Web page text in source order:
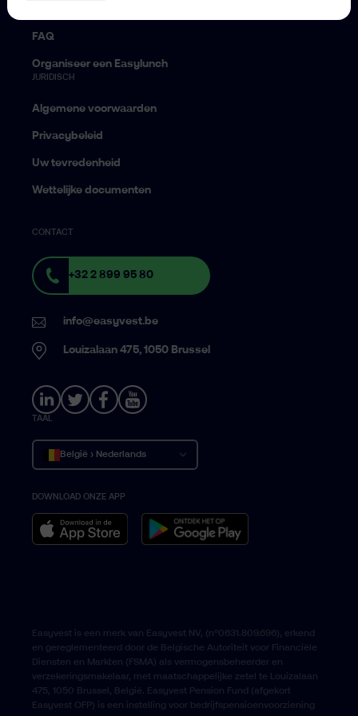
FAQ
Organiseer een Easylunch
JURIDISCH
Algemene voorwaarden
Privacybeleid
Uw tevredenheid
Wettelijke documenten
CONTACT
+32 2 899 95 80
info@easyvest.be
Louizalaan 475, 1050 Brussel
TAAL
België › Nederlands
Belgique › Français
Belgium › English
DOWNLOAD ONZE APP
Easyvest is een merk van Easyvest NV, (n°0631.809.696), erkend
en gereglementeerd door de Belgische Autoriteit voor Financiële
Diensten en Markten (FSMA) als vermogensbeheerder en
verzekeringsmakelaar, met maatschappelijke zetel te Louizalaan
475, 1050 Brussel, België. Easyvest Pension Fund (afgekort
Easyvest OFP) is een instelling voor bedrijfspensioenvoorziening